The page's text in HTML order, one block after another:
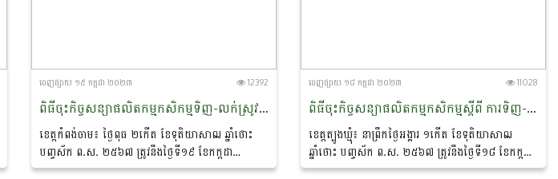
ចេញ​ផ្សាយ​ ១៩ កក្កដា ២០២៣ 12392
ពិធីចុះកិច្ចសន្យាផលិតកម្មកសិកម្មទិញ-លក់ស្រូវចំណីរវាងក្រុមអ្នកផលិត និងរោងម៉ាស៊ីនភូមិយើង
ខេត្តកំពង់ចាម៖ ថ្ងៃពុធ ២កើត ខែទុតិយាសាឍ ឆ្នាំថោះ
បញ្ចស័ក ព.ស. ២៥៦៧ ត្រូវនឹងថ្ងៃទី១៩ ខែកក្កដា
ឆ្នាំ២០២៣ លោកបណ្ឌិត ចាយ ជីម ប្រធាននាយក
ចេញ​ផ្សាយ​ ១៨ កក្កដា ២០២៣ 11028
ពិធីចុះកិច្ចសន្យាផលិតកម្មកសិកម្មស្តីពី ការទិញ-លក់ម្រេចខ្មៅ រវាងសហភាពសហគមន៍កសិកម្មគ្រឿងទេសកម្ពុជា និងក្រុមហ៊ុន ហ្វុកស៍(ខេមបូឌា) ឯ.ក
ខេត្តត្បូងឃ្មុំ៖ នាព្រឹកថ្ងៃអង្គារ ១កើត ខែទុតិយាសាឍ
ឆ្នាំថោះ បញ្ចស័ក ព.ស. ២៥៦៧ ត្រូវនឹងថ្ងៃទី១៨ ខែកក្កដា
ឆ្នាំ២០២៣ លោកបណ្ឌិត ចាយ ជីម ប្រធាននាយក